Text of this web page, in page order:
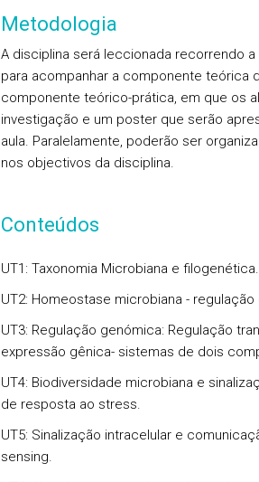
Metodologia
A disciplina será leccionada recorrendo
para acompanhar a componente teórica
componente teórico-prática, em que os
investigação e um poster que serão
aula. Paralelamente, poderão ser
nos objectivos da disciplina.
Conteúdos
UT1: Taxonomia Microbiana e filogenética.
UT2: Homeostase microbiana -
UT3: Regulação genómica: Regulação
expressão gênica- sistemas de dois
UT4: Biodiversidade microbiana e
de resposta ao stress.
UT5: Sinalização intracelular e
sensing.